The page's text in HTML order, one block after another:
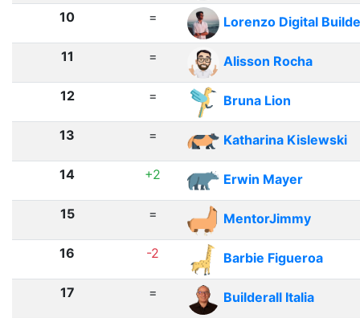
10 = Lorenzo Digital
11 = Alisson Rocha
12 = Bruna Lion
13 = Katharina Kislewski
14 +2 Erwin Mayer
15 = MentorJimmy
16 -2 Barbie Figueroa
17 = Builderall Italia